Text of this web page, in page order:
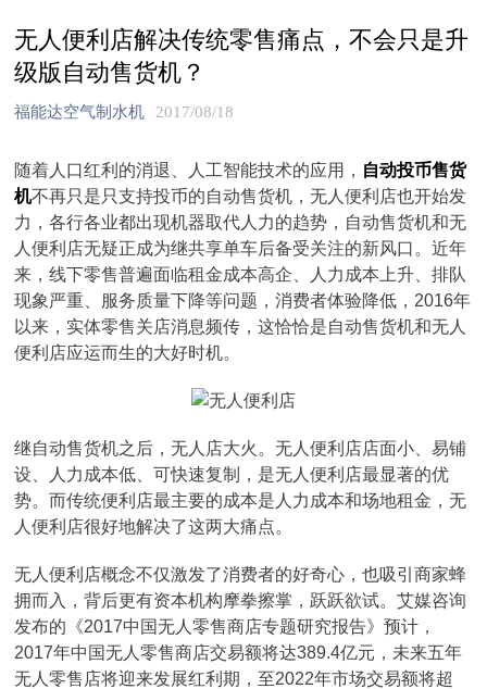
无人便利店解决传统零售痛点，不会只是升
级版自动售货机？
福能达空气制水机 2017/08/18
随着人口红利的消退、人工智能技术的应用， 自动投币售货
机不再只是只支持投币的自动售货机，无人便利店也开始发
力，各行各业都出现机器取代人力的趋势，自动售货机和无
人便利店无疑正成为继共享单车后备受关注的新风口。近年
来，线下零售普遍面临租金成本高企、人力成本上升、排队
现象严重、服务质量下降等问题，消费者体验降低，2016年
以来，实体零售关店消息频传，这恰恰是自动售货机和无人
便利店应运而生的大好时机。
继自动售货机之后，无人店大火。无人便利店店面小、易铺
设、人力成本低、可快速复制，是无人便利店最显著的优
势。而传统便利店最主要的成本是人力成本和场地租金，无
人便利店很好地解决了这两大痛点。
无人便利店概念不仅激发了消费者的好奇心，也吸引商家蜂
拥而入，背后更有资本机构摩拳擦掌，跃跃欲试。艾媒咨询
发布的《2017中国无人零售商店专题研究报告》预计，
2017年中国无人零售商店交易额将达389.4亿元，未来五年
无人零售店将迎来发展红利期，至2022年市场交易额将超